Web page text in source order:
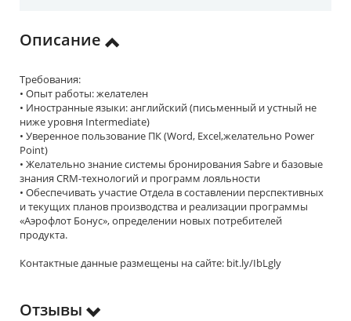
Описание
Требования:
• Опыт работы: желателен
• Иностранные языки: английский (письменный и устный не
ниже уровня Intermediate)
• Уверенное пользование ПК (Word‚ Excel‚желательно Power
Point)
• Желательно знание системы бронирования Sabre и базовые
знания CRM-технологий и программ лояльности
• Обеспечивать участие Отдела в составлении перспективных
и текущих планов производства и реализации программы
«Аэрофлот Бонус»‚ определении новых потребителей
продукта.
Контактные данные размещены на сайте: bit.ly/IbLgly
Отзывы